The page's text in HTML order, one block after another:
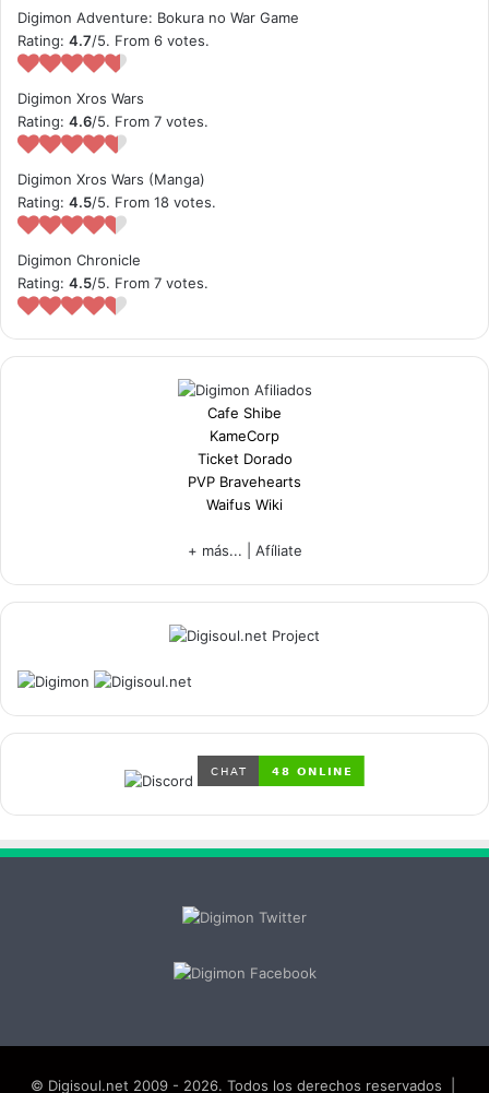
Digimon Adventure: Bokura no War Game
Rating: 4.7/5. From 6 votes.
Digimon Xros Wars
Rating: 4.6/5. From 7 votes.
Digimon Xros Wars (Manga)
Rating: 4.5/5. From 18 votes.
Digimon Chronicle
Rating: 4.5/5. From 7 votes.
Cafe Shibe
KameCorp
Ticket Dorado
PVP Bravehearts
Waifus Wiki
+ más... Afíliate
© Digisoul.net 2009 - 2026. Todos los derechos reservados |